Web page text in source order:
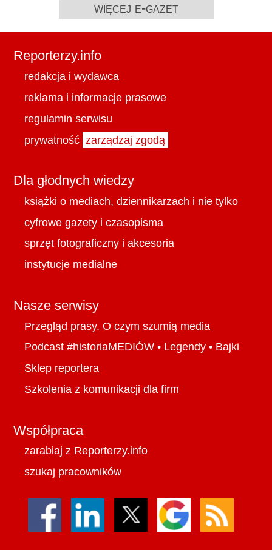
więcej e-gazet
Reporterzy.info
redakcja i wydawca
reklama i informacje prasowe
regulamin serwisu
prywatność zarządzaj zgodą
Dla głodnych wiedzy
książki o mediach, dziennikarzach i nie tylko
cyfrowe gazety i czasopisma
sprzęt fotograficzny i akcesoria
instytucje medialne
Nasze serwisy
Przegląd prasy. O czym szumią media
Podcast #historiaMEDIÓW • Legendy • Bajki
Sklep reportera
Szkolenia z komunikacji dla firm
Współpraca
zarabiaj z Reporterzy.info
szukaj pracowników